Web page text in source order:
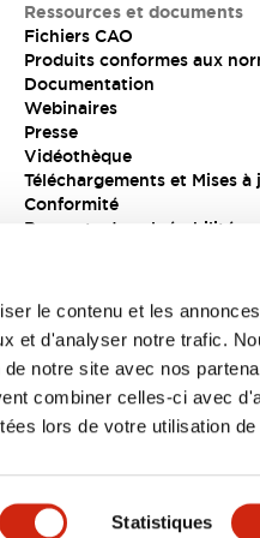
le contenu et les
et d'analyser notre trafic.
notre site avec nos
combiner celles-ci avec
lors de votre utilisation
Statistiques
CLÉS
Ressources et documents
Fichiers CAO
Produits conformes aux
Documentation
Webinaires
Presse
Vidéothèque
Téléchargements et Mises à
Conformité
Rapports de vulnérabilité